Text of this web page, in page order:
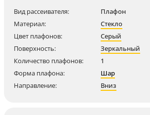
Вид рассеивателя:
Плафон
Материал:
Стекло
Цвет плафонов:
Серый
Поверхность:
Зеркальный
Количество плафонов:
1
Форма плафона:
Шар
Направление:
Вниз